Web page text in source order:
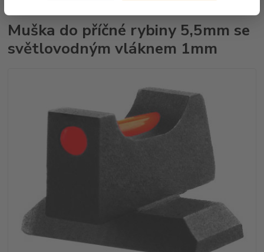
Muška do příčné rybiny 5,5mm se
světlovodným vláknem 1mm